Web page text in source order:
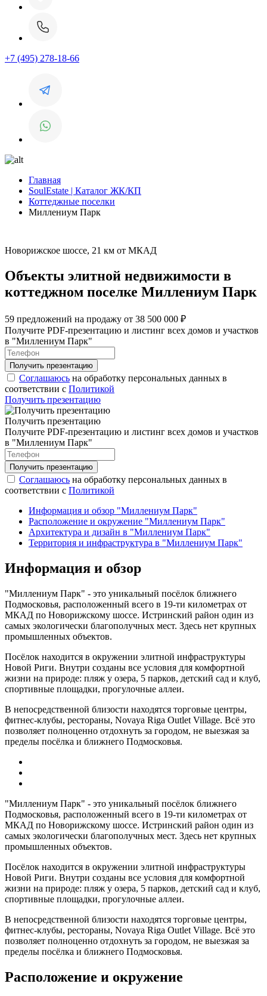
+7 (495) 278-18-66
Главная
SoulEstate | Каталог ЖК/КП
Коттеджные поселки
Миллениум Парк
Новорижское шоссе, 21 км от МКАД
Объекты элитной недвижимости в
коттеджном поселке Миллениум Парк
59 предложений на продажу от 38 500 000 ₽
Получите PDF-презентацию и листинг всех домов и участков
в "Миллениум Парк"
Соглашаюсь на обработку персональных данных в
соответствии с Политикой
Получить презентацию
Получить презентацию
Получите PDF-презентацию и листинг всех домов и участков
в "Миллениум Парк"
Соглашаюсь на обработку персональных данных в
соответствии с Политикой
Информация и обзор "Миллениум Парк"
Расположение и окружение "Миллениум Парк"
Архитектура и дизайн в "Миллениум Парк"
Территория и инфраструктура в "Миллениум Парк"
Информация и обзор
"Миллениум Парк" - это уникальный посёлок ближнего
Подмосковья, расположенный всего в 19-ти километрах от
МКАД по Новорижскому шоссе. Истринский район один из
самых экологически благополучных мест. Здесь нет крупных
промышленных объектов.
Посёлок находится в окружении элитной инфраструктуры
Новой Риги. Внутри созданы все условия для комфортной
жизни на природе: пляж у озера, 5 парков, детский сад и клуб,
спортивные площадки, прогулочные аллеи.
В непосредственной близости находятся торговые центры,
фитнес-клубы, рестораны, Novaya Riga Outlet Village. Всё это
позволяет полноценно отдохнуть за городом, не выезжая за
пределы посёлка и ближнего Подмосковья.
"Миллениум Парк" - это уникальный посёлок ближнего
Подмосковья, расположенный всего в 19-ти километрах от
МКАД по Новорижскому шоссе. Истринский район один из
самых экологически благополучных мест. Здесь нет крупных
промышленных объектов.
Посёлок находится в окружении элитной инфраструктуры
Новой Риги. Внутри созданы все условия для комфортной
жизни на природе: пляж у озера, 5 парков, детский сад и клуб,
спортивные площадки, прогулочные аллеи.
В непосредственной близости находятся торговые центры,
фитнес-клубы, рестораны, Novaya Riga Outlet Village. Всё это
позволяет полноценно отдохнуть за городом, не выезжая за
пределы посёлка и ближнего Подмосковья.
Расположение и окружение